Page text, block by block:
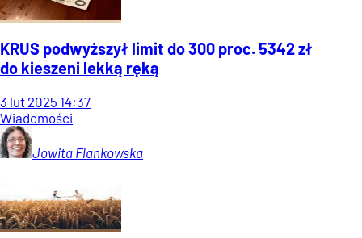
KRUS podwyższył limit do 300 proc. 5342 zł
do kieszeni lekką ręką
3 lut 2025 14:37
Wiadomości
Jowita Flankowska